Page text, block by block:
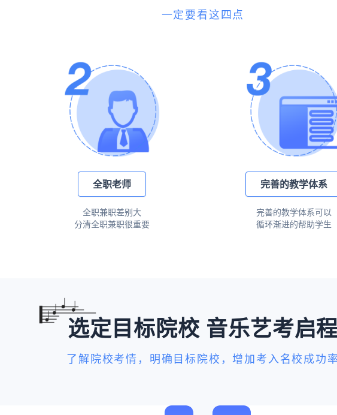
一定要看这四点
全职老师
全职兼职差别大
分清全职兼职很重要
完善的教学体系
完善的教学体系可以
循环渐进的帮助学生
选定目标院校 音乐艺考启
了解院校考情，明确目标院校，增加考入名校成功